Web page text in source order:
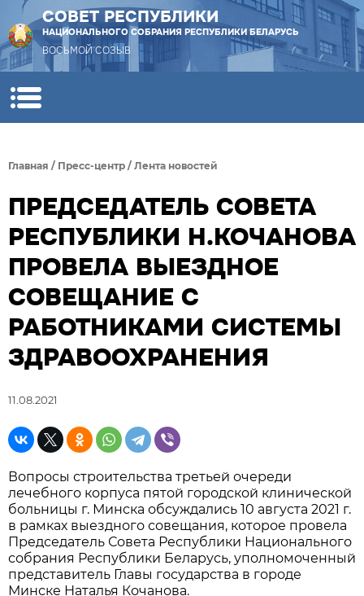
СОВЕТ РЕСПУБЛИКИ
НАЦИОНАЛЬНОГО СОБРАНИЯ РЕСПУБЛИКИ БЕЛАРУСЬ
ВОСЬМОЙ СОЗЫВ
Главная / Пресс-центр / Лента новостей
ПРЕДСЕДАТЕЛЬ СОВЕТА
РЕСПУБЛИКИ Н.КОЧАНОВА
ПРОВЕЛА ВЫЕЗДНОЕ
СОВЕЩАНИЕ С
РАБОТНИКАМИ СИСТЕМЫ
ЗДРАВООХРАНЕНИЯ
11.08.2021
Вопросы строительства третьей очереди
лечебного корпуса пятой городской клинической
больницы г. Минска обсуждались 10 августа 2021 г.
в рамках выездного совещания, которое провела
Председатель Совета Республики Национального
собрания Республики Беларусь, уполномоченный
представитель Главы государства в городе
Минске Наталья Кочанова.